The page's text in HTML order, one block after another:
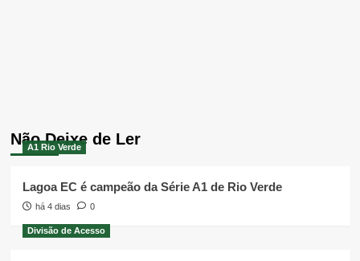
Não Deixe de Ler
A1 Rio Verde
Lagoa EC é campeão da Série A1 de Rio Verde
há 4 dias 0
Divisão de Acesso